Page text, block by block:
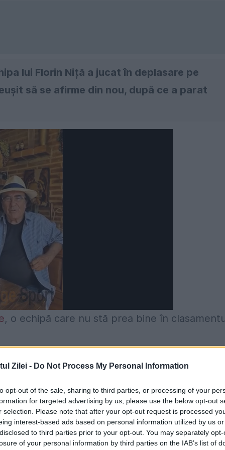
Zilei - Do Not Process My Personal Information
opt-out of the sale, sharing to third parties, or processing of your
for targeted advertising by us, please use the below opt-out
selection. Please note that after your opt-out request is processed
interest-based ads based on personal information utilized by us
to third parties prior to your opt-out. You may separately
of your personal information by third parties on the IAB’s list of
lui Florin Niță a jucat în deplasare pe
să se afirme din nou, după ce a parat
, o echipă care nu stă prea bine în
la Brno, unde a reușit să se impună cu
în minutul 34 al partidei. În repriza a doua,
Ladislav Krobot.
lovituri de penalty. În minutul 69, Brno